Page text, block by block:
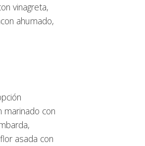
vinagreta,
ahumado,
con
asada con